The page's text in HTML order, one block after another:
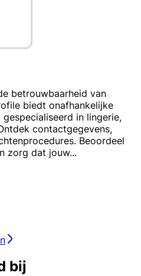
betrouwbaarheid van
biedt onafhankelijke
in lingerie,
contactgegevens,
Beoordeel
zorg dat jouw...
bij